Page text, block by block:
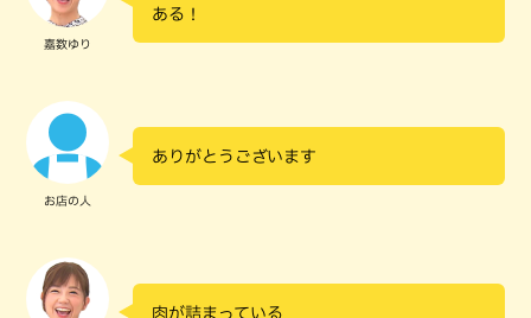
嘉数ゆり
ある！
お店の人
ありがとうございます
肉が詰まっている